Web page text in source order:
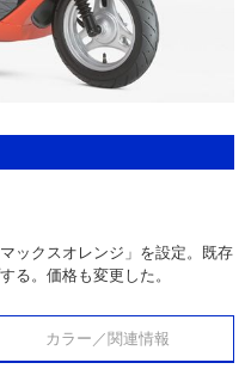
ックスオレンジ」を設定。既存
る。価格も変更した。
カラー／関連情報